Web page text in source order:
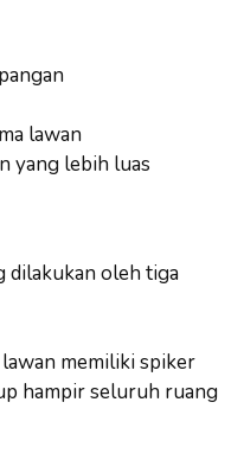
lawan
yang lebih luas
dilakukan oleh tiga
memiliki spiker
hampir seluruh ruang